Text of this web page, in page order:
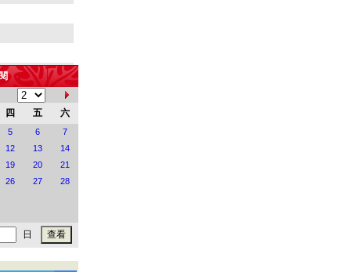
四 五 六
5 6
7
12 13
14
19 20
21
26 27 28
日